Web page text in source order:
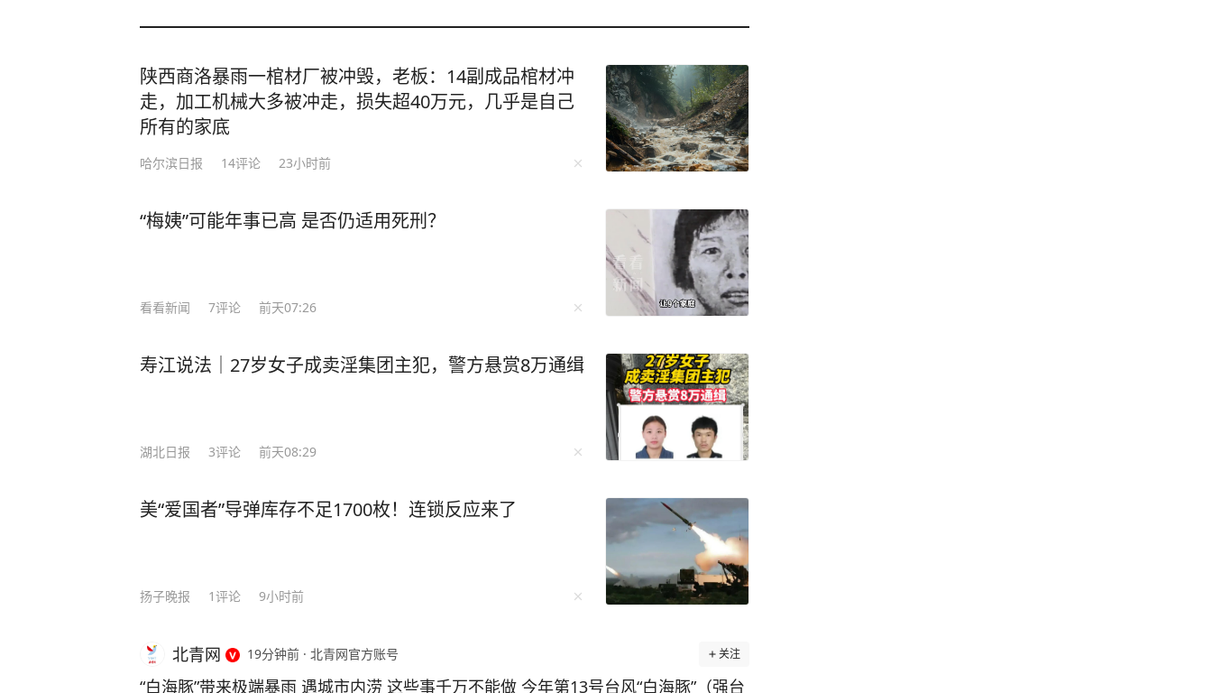
陕西商洛暴雨一棺材厂被冲毁，老板：14副成品棺材冲
走，加工机械大多被冲走，损失超40万元，几乎是自己
所有的家底
哈尔滨日报 14评论 23小时前
“梅姨”可能年事已高 是否仍适用死刑？
看看新闻 7评论 前天07:26
寿江说法｜27岁女子成卖淫集团主犯，警方悬赏8万通缉
湖北日报 3评论 前天08:29
美“爱国者”导弹库存不足1700枚！连锁反应来了
扬子晚报 1评论 9小时前
北青网 19分钟前 · 北青网官方账号 关注
“白海豚”带来极端暴雨 遇城市内涝 这些事千万不能做 今年第13号台风“白海豚”（强台